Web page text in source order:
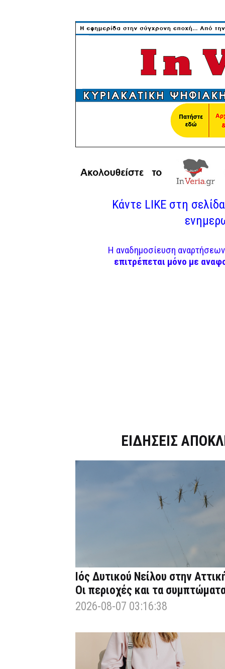
Κάντε LIKE στη
Η αναδημοσίευση
επιτρέπεται μόνο με
ΕΙΔΗΣΕΙΣ
Ιός Δυτικού Νείλου στην
Οι περιοχές και τα
2026-08-07 03:16:38